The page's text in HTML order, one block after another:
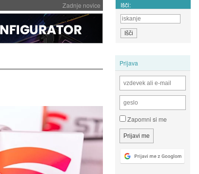
Zadnje novice Išči:
Prijava
Zapomni si me